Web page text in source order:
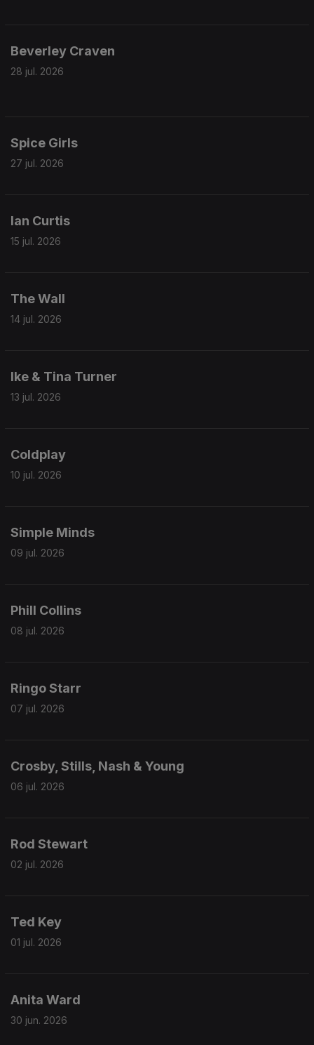
Beverley Craven
28 jul. 2026
Spice Girls
27 jul. 2026
Ian Curtis
15 jul. 2026
The Wall
14 jul. 2026
Ike & Tina Turner
13 jul. 2026
Coldplay
10 jul. 2026
Simple Minds
09 jul. 2026
Phill Collins
08 jul. 2026
Ringo Starr
07 jul. 2026
Crosby, Stills, Nash & Young
06 jul. 2026
Rod Stewart
02 jul. 2026
Ted Key
01 jul. 2026
Anita Ward
30 jun. 2026